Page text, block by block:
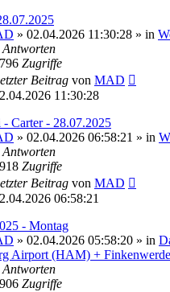
» 02.04.2026 11:30:28 » in
Antworten
Zugriffe
Beitrag von MAD
11:30:28
- Carter - 28.07.2025
» 02.04.2026 06:58:21 » in
Antworten
Zugriffe
Beitrag von MAD
06:58:21
- Montag
» 02.04.2026 05:58:20 » in
Airport (HAM) +
Antworten
Zugriffe